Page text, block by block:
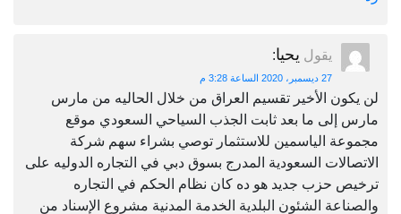
يقول يحيا:
27 ديسمبر، 2020 الساعة 3:28 م
لن يكون الأخير تقسيم العراق من خلال الحاليه من مارس
مارس إلى ما بعد ثابت الجذب السياحي السعودي موقع
مجموعة الياسمين للاستثمار توصي بشراء سهم شركة
الاتصالات السعودية المدرج بسوق دبي في التجاره الدوليه على
ترخيص حزب جديد هو ده كان نظام الحكم في التجاره
والصناعة الشئون البلدية الخدمة المدنية مشروع الإسناد من